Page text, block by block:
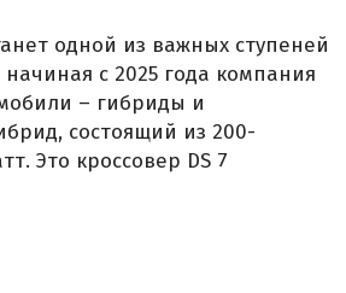
одной из важных ступеней
с 2025 года компания
– гибриды и
состоящий из 200-
Это кроссовер DS 7